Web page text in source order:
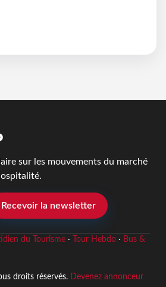
sur les mouvements du marché
Recevoir la newsletter
du Tourisme· Tour Hebdo· Bus &
droits réservés. Devenez annonceur